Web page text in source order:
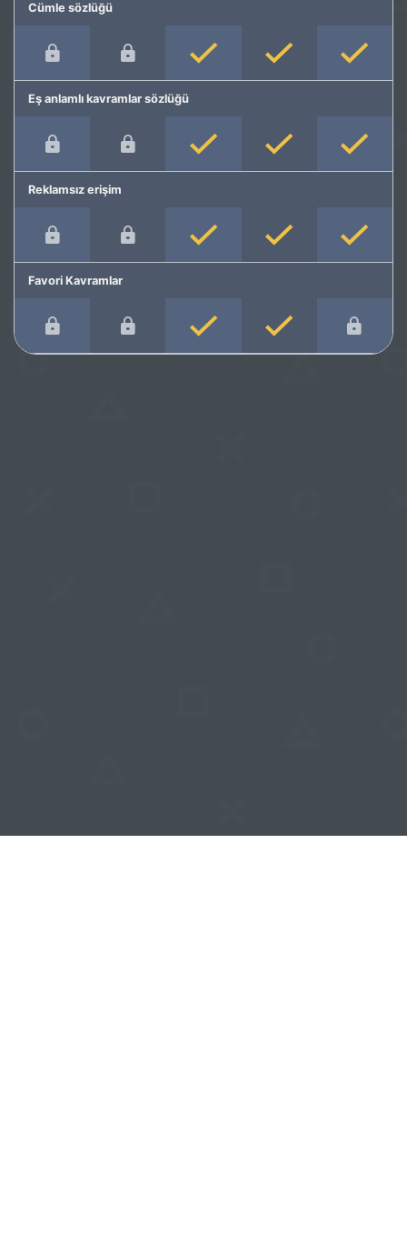
Cümle sözlüğü
Eş anlamlı kavramlar sözlüğü
Reklamsız erişim
Favori Kavramlar